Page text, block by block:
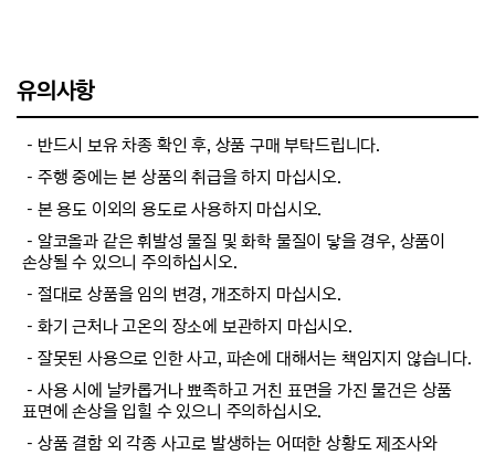
유의사항
－반드시 보유 차종 확인 후, 상품 구매 부탁드립니다.
－주행 중에는 본 상품의 취급을 하지 마십시오.
－본 용도 이외의 용도로 사용하지 마십시오.
－알코올과 같은 휘발성 물질 및 화학 물질이 닿을 경우, 상품이
손상될 수 있으니 주의하십시오.
－절대로 상품을 임의 변경, 개조하지 마십시오.
－화기 근처나 고온의 장소에 보관하지 마십시오.
－잘못된 사용으로 인한 사고, 파손에 대해서는 책임지지 않습니다.
－사용 시에 날카롭거나 뾰족하고 거친 표면을 가진 물건은 상품
표면에 손상을 입힐 수 있으니 주의하십시오.
－상품 결함 외 각종 사고로 발생하는 어떠한 상황도 제조사와